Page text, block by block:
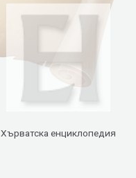
Хърватска енциклопедия